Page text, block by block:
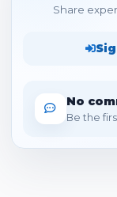
Share
No
Be the